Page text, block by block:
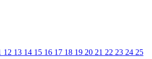
12 13 14 15 16 17 18 19 20 21 22 23 24 25